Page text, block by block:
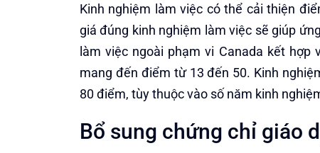
Kinh nghiệm làm việc có thể cải thiện
giá đúng kinh nghiệm làm việc sẽ giúp
làm việc ngoài phạm vi Canada kết
mang đến điểm từ 13 đến 50. Kinh
80 điểm, tùy thuộc vào số năm kinh
Bổ sung chứng chỉ giáo